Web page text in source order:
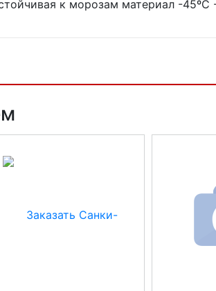
к морозам материал -